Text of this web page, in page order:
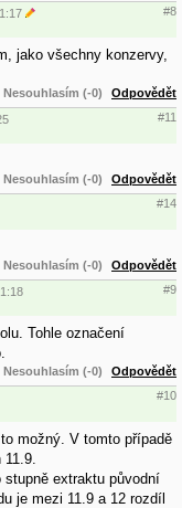
#8
jako všechny konzervy,
Nesouhlasím (-0) Odpovědět
#11
Nesouhlasím (-0) Odpovědět
#14
Nesouhlasím (-0) Odpovědět
#9
Tohle označení
Nesouhlasím (-0) Odpovědět
#10
možný. V tomto případě
extraktu původní
je mezi 11.9 a 12 rozdíl